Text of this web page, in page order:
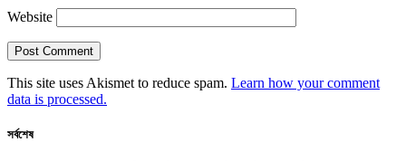
Website
This site uses Akismet to reduce spam. Learn how your comment
data is processed.
সর্বশেষ